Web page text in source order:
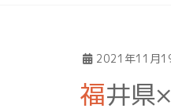
2021年11月
福井